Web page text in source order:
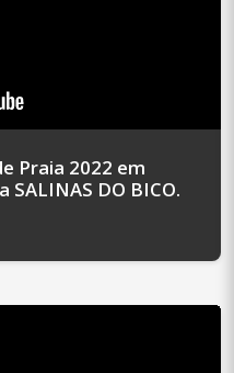
Praia 2022 em
DO BICO.